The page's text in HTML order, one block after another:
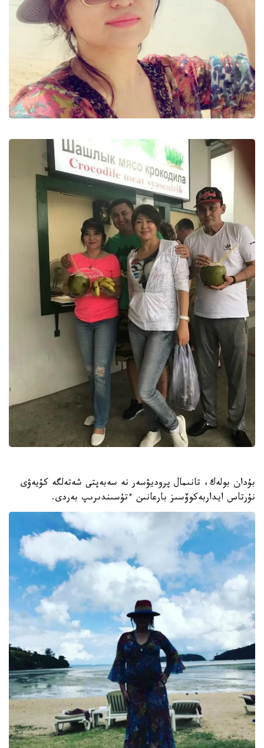
بۇدان بولەك، تانىمال پروديۋسەر نە سەبەپتى شەتەلگە كۇيەۋى
نۇرتاس ايداربەكوۆسىز بارعانىن ءتۇسىندىرىپ بەردى.